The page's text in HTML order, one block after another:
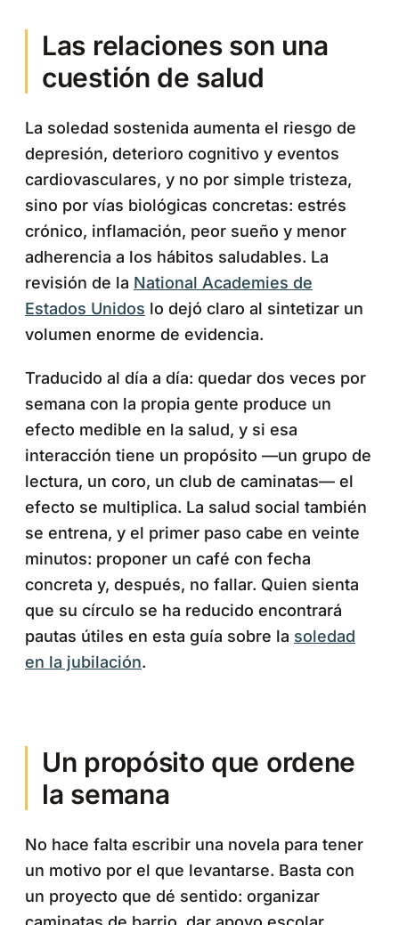
Las relaciones son una
cuestión de salud
La soledad sostenida aumenta el riesgo de
depresión, deterioro cognitivo y eventos
cardiovasculares, y no por simple tristeza,
sino por vías biológicas concretas: estrés
crónico, inflamación, peor sueño y menor
adherencia a los hábitos saludables. La
revisión de la National Academies de
Estados Unidos lo dejó claro al sintetizar un
volumen enorme de evidencia.
Traducido al día a día: quedar dos veces por
semana con la propia gente produce un
efecto medible en la salud, y si esa
interacción tiene un propósito —un grupo de
lectura, un coro, un club de caminatas— el
efecto se multiplica. La salud social también
se entrena, y el primer paso cabe en veinte
minutos: proponer un café con fecha
concreta y, después, no fallar. Quien sienta
que su círculo se ha reducido encontrará
pautas útiles en esta guía sobre la soledad
en la jubilación.
Un propósito que ordene
la semana
No hace falta escribir una novela para tener
un motivo por el que levantarse. Basta con
un proyecto que dé sentido: organizar